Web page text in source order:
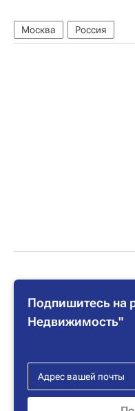
Москва Россия
Подпишитесь на
Недвижимость"